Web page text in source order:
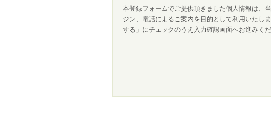
本登録フォームでご提供頂きました個人情報は、
ジン、電話によるご案内を目的として利用いたし
する」にチェックのうえ入力確認画面へお進みく